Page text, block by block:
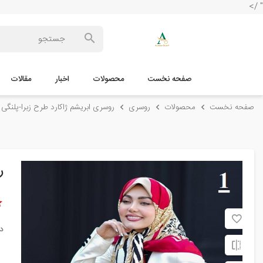
" />
صفحه نخست محصولات اخبار مقالات
صفحه نخست محصولات روسری روسری ابریشم ژاکارد طرح زبرا-پلنگی